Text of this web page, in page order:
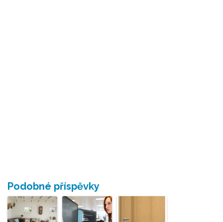
Podobné příspěvky